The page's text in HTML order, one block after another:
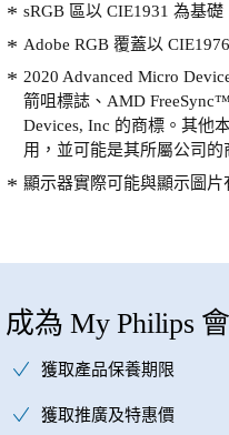
sRGB 區以 CIE1931 為基礎
Adobe RGB 覆蓋以
2020 Advanced Micro
箭咀標誌、AMD
Devices, Inc 的商標。其他
用，並可能是其所屬公司的
顯示器實際可能與顯示圖片
成為 My Philips
獲取產品保養期限
獲取推廣及特惠價